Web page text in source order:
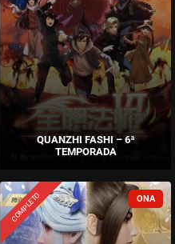
QUANZHI FASHI – 6ª
TEMPORADA
COMPLETO